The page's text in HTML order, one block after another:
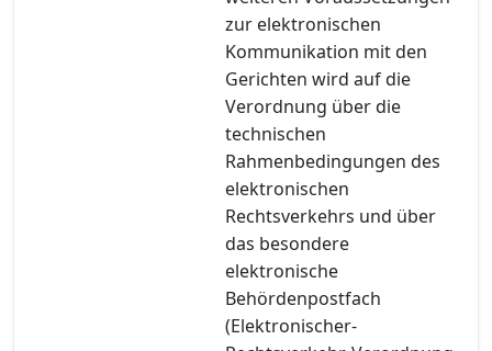
zur elektronischen
Kommunikation mit den
Gerichten wird auf die
Verordnung über die
technischen
Rahmenbedingungen des
elektronischen
Rechtsverkehrs und über
das besondere
elektronische
Behördenpostfach
(Elektronischer-